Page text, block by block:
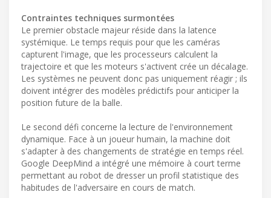
Contraintes techniques surmontées
Le premier obstacle majeur réside dans la latence
systémique. Le temps requis pour que les caméras
capturent l'image, que les processeurs calculent la
trajectoire et que les moteurs s'activent crée un décalage.
Les systèmes ne peuvent donc pas uniquement réagir ; ils
doivent intégrer des modèles prédictifs pour anticiper la
position future de la balle.
Le second défi concerne la lecture de l'environnement
dynamique. Face à un joueur humain, la machine doit
s'adapter à des changements de stratégie en temps réel.
Google DeepMind a intégré une mémoire à court terme
permettant au robot de dresser un profil statistique des
habitudes de l'adversaire en cours de match.